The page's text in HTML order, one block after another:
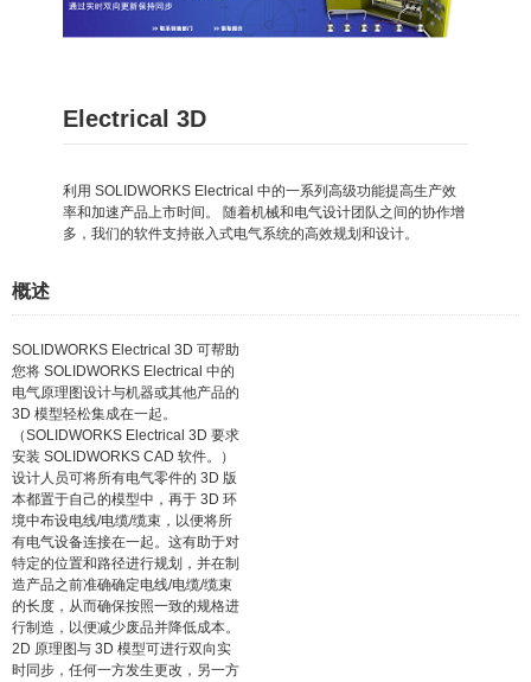
Electrical 3D
利用 SOLIDWORKS Electrical 中的一系列高级功能提高生产效
率和加速产品上市时间。 随着机械和电气设计团队之间的协作增
多，我们的软件支持嵌入式电气系统的高效规划和设计。
概述
SOLIDWORKS Electrical 3D 可帮助
您将 SOLIDWORKS Electrical 中的
电气原理图设计与机器或其他产品的
3D 模型轻松集成在一起。
（SOLIDWORKS Electrical 3D 要求
安装 SOLIDWORKS CAD 软件。）
设计人员可将所有电气零件的 3D 版
本都置于自己的模型中，再于 3D 环
境中布设电线/电缆/缆束，以便将所
有电气设备连接在一起。这有助于对
特定的位置和路径进行规划，并在制
造产品之前准确确定电线/电缆/缆束
的长度，从而确保按照一致的规格进
行制造，以便减少废品并降低成本。
2D 原理图与 3D 模型可进行双向实
时同步，任何一方发生更改，另一方